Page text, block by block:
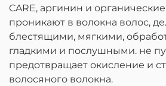
CARE, аргинин и
проникают в волокна волос,
блестящими, мягкими,
гладкими и послушными. не
предотвращает окисление и
волосяного волокна.